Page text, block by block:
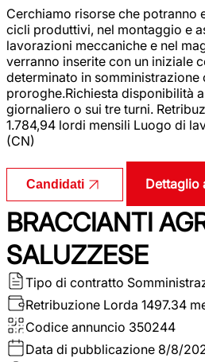
Cerchiamo risorse che potranno
cicli produttivi, nel montaggio e
lavorazioni meccaniche e nel
verranno inserite con un iniziale
determinato in somministrazione
proroghe.Richiesta disponibilità
giornaliero o sui tre turni.
1.784,94 lordi mensili Luogo di
(CN)
Candidati Dettaglio
BRACCIANTI
SALUZZESE
Tipo di contratto
Retribuzione Lorda 1497.34
Codice annuncio 350244
Data di pubblicazione 8/8/